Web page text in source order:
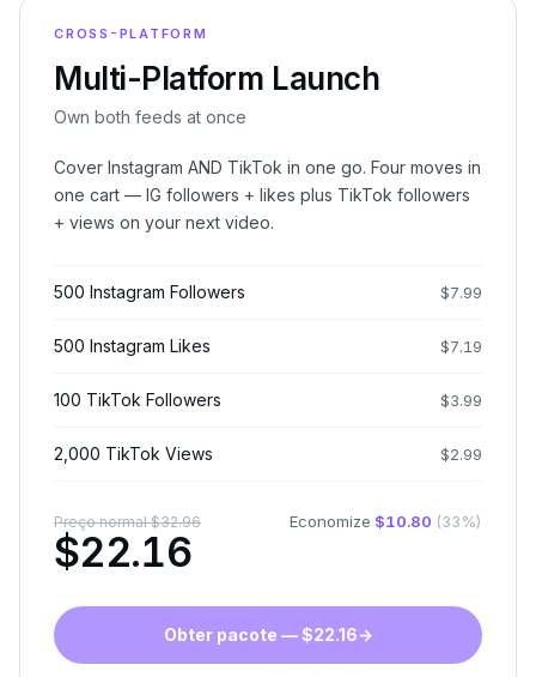
CROSS-PLATFORM
Multi-Platform Launch
Own both feeds at once
Cover Instagram AND TikTok in one go. Four moves in
one cart — IG followers + likes plus TikTok followers
+ views on your next video.
500 Instagram Followers $7.99
500 Instagram Likes $7.19
100 TikTok Followers $3.99
2,000 TikTok Views $2.99
Preço normal$32.96
$22.16
Economize $10.80 (33%)
Obter pacote — $22.16→